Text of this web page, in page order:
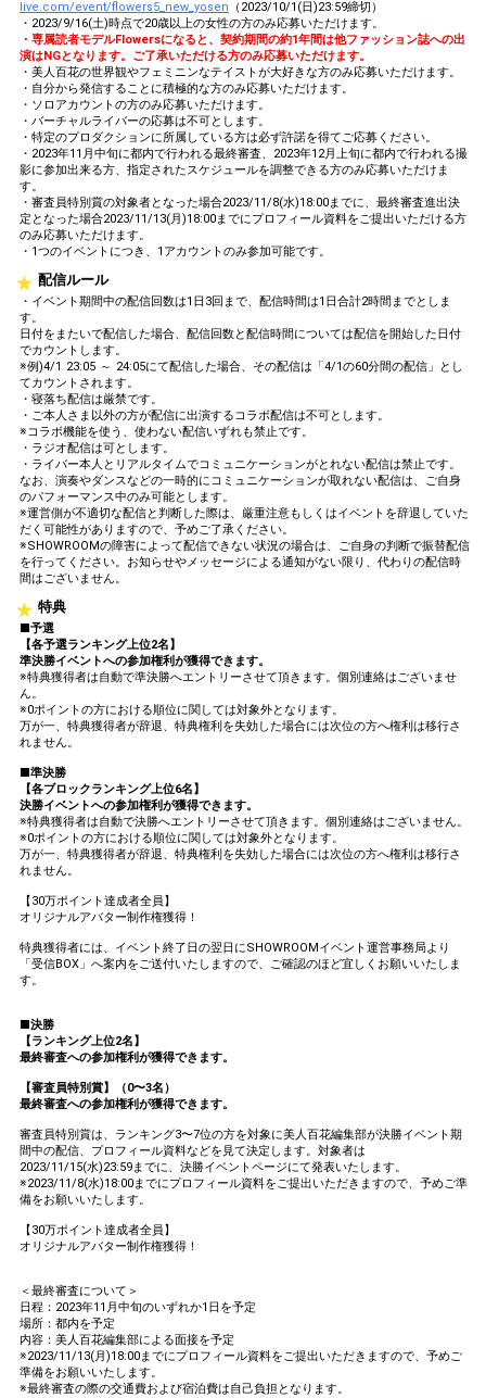
live.com/event/flowers5_new_yosen （2023/10/1(日)23:59締切）
・2023/9/16(土)時点で20歳以上の女性の方のみ応募いただけます。
・専属読者モデルFlowersになると、契約期間の約1年間は他ファッション誌への出
演はNGとなります。ご了承いただける方のみ応募いただけます。
・美人百花の世界観やフェミニンなテイストが大好きな方のみ応募いただけます。
・自分から発信することに積極的な方のみ応募いただけます。
・ソロアカウントの方のみ応募いただけます。
・バーチャルライバーの応募は不可とします。
・特定のプロダクションに所属している方は必ず許諾を得てご応募ください。
・2023年11月中旬に都内で行われる最終審査、2023年12月上旬に都内で行われる撮
影に参加出来る方、指定されたスケジュールを調整できる方のみ応募いただけま
す。
・審査員特別賞の対象者となった場合2023/11/8(水)18:00までに、最終審査進出決
定となった場合2023/11/13(月)18:00までにプロフィール資料をご提出いただける方
のみ応募いただけます。
・1つのイベントにつき、1アカウントのみ参加可能です。
配信ルール
・イベント期間中の配信回数は1日3回まで、配信時間は1日合計2時間までとしま
す。
日付をまたいで配信した場合、配信回数と配信時間については配信を開始した日付
でカウントします。
※例)4/1 23:05 ～ 24:05にて配信した場合、その配信は「4/1の60分間の配信」とし
てカウントされます。
・寝落ち配信は厳禁です。
・ご本人さま以外の方が配信に出演するコラボ配信は不可とします。
※コラボ機能を使う、使わない配信いずれも禁止です。
・ラジオ配信は可とします。
・ライバー本人とリアルタイムでコミュニケーションがとれない配信は禁止です。
なお、演奏やダンスなどの一時的にコミュニケーションが取れない配信は、ご自身
のパフォーマンス中のみ可能とします。
※運営側が不適切な配信と判断した際は、厳重注意もしくはイベントを辞退していた
だく可能性がありますので、予めご了承ください。
※SHOWROOMの障害によって配信できない状況の場合は、ご自身の判断で振替配信
を行ってください。お知らせやメッセージによる通知がない限り、代わりの配信時
間はございません。
特典
■予選
【各予選ランキング上位2名】
準決勝イベントへの参加権利が獲得できます。
※特典獲得者は自動で準決勝へエントリーさせて頂きます。個別連絡はございませ
ん。
※0ポイントの方における順位に関しては対象外となります。
万が一、特典獲得者が辞退、特典権利を失効した場合には次位の方へ権利は移行さ
れません。
■準決勝
【各ブロックランキング上位6名】
決勝イベントへの参加権利が獲得できます。
※特典獲得者は自動で決勝へエントリーさせて頂きます。個別連絡はございません。
※0ポイントの方における順位に関しては対象外となります。
万が一、特典獲得者が辞退、特典権利を失効した場合には次位の方へ権利は移行さ
れません。
【30万ポイント達成者全員】
オリジナルアバター制作権獲得！
特典獲得者には、イベント終了日の翌日にSHOWROOMイベント運営事務局より
「受信BOX」へ案内をご送付いたしますので、ご確認のほど宜しくお願いいたしま
す。
■決勝
【ランキング上位2名】
最終審査への参加権利が獲得できます。
【審査員特別賞】（0〜3名）
最終審査への参加権利が獲得できます。
審査員特別賞は、ランキング3〜7位の方を対象に美人百花編集部が決勝イベント期
間中の配信、プロフィール資料などを見て決定します。対象者は
2023/11/15(水)23:59までに、決勝イベントページにて発表いたします。
※2023/11/8(水)18:00までにプロフィール資料をご提出いただきますので、予めご準
備をお願いいたします。
【30万ポイント達成者全員】
オリジナルアバター制作権獲得！
＜最終審査について＞
日程：2023年11月中旬のいずれか1日を予定
場所：都内を予定
内容：美人百花編集部による面接を予定
※2023/11/13(月)18:00までにプロフィール資料をご提出いただきますので、予めご
準備をお願いいたします。
※最終審査の際の交通費および宿泊費は自己負担となります。